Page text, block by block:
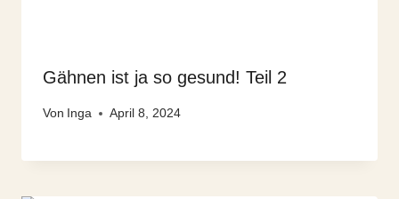
Gähnen ist ja so gesund! Teil 2
Von Inga April 8, 2024